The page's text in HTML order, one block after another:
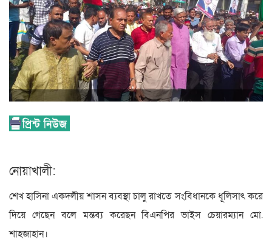
নোয়াখালী:
শেখ হাসিনা একদলীয় শাসন ব্যবস্থা চালু রাখতে সংবিধানকে ধূলিসাৎ করে
দিয়ে গেছেন বলে মন্তব্য করেছন বিএনপির ভাইস চেয়ারম্যান মো.
শাহজাহান।